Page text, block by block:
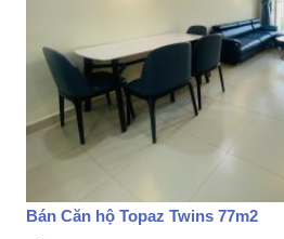
Bán Căn hộ Topaz Twins 77m2